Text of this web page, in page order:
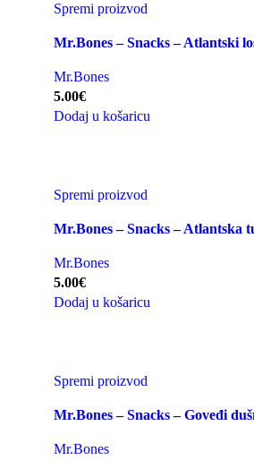
Spremi proizvod
Mr.Bones – Snacks – Atlantski
Mr.Bones
5.00€
Dodaj u košaricu
Spremi proizvod
Mr.Bones – Snacks – Atlantska
Mr.Bones
5.00€
Dodaj u košaricu
Spremi proizvod
Mr.Bones – Snacks – Goveđi
Mr.Bones